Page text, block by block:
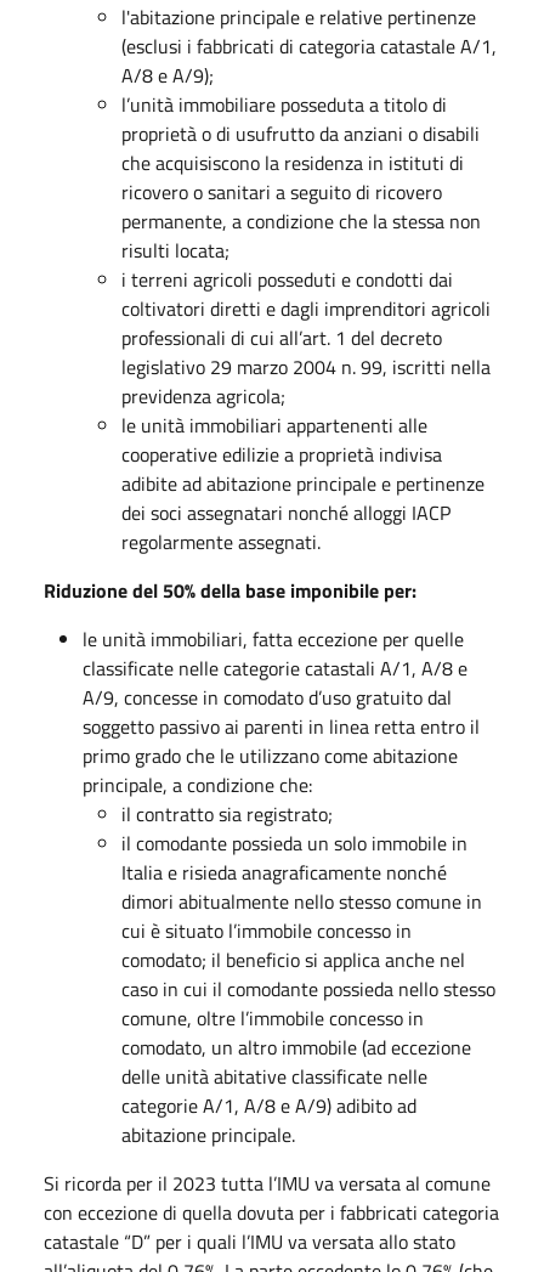
l'abitazione principale e relative pertinenze
(esclusi i fabbricati di categoria catastale A/1,
A/8 e A/9);
l’unità immobiliare posseduta a titolo di
proprietà o di usufrutto da anziani o disabili
che acquisiscono la residenza in istituti di
ricovero o sanitari a seguito di ricovero
permanente, a condizione che la stessa non
risulti locata;
i terreni agricoli posseduti e condotti dai
coltivatori diretti e dagli imprenditori agricoli
professionali di cui all’art. 1 del decreto
legislativo 29 marzo 2004 n. 99, iscritti nella
previdenza agricola;
le unità immobiliari appartenenti alle
cooperative edilizie a proprietà indivisa
adibite ad abitazione principale e pertinenze
dei soci assegnatari nonché alloggi IACP
regolarmente assegnati.
Riduzione del 50% della base imponibile per:
le unità immobiliari, fatta eccezione per quelle
classificate nelle categorie catastali A/1, A/8 e
A/9, concesse in comodato d’uso gratuito dal
soggetto passivo ai parenti in linea retta entro il
primo grado che le utilizzano come abitazione
principale, a condizione che:
il contratto sia registrato;
il comodante possieda un solo immobile in
Italia e risieda anagraficamente nonché
dimori abitualmente nello stesso comune in
cui è situato l’immobile concesso in
comodato; il beneficio si applica anche nel
caso in cui il comodante possieda nello stesso
comune, oltre l’immobile concesso in
comodato, un altro immobile (ad eccezione
delle unità abitative classificate nelle
categorie A/1, A/8 e A/9) adibito ad
abitazione principale.
Si ricorda per il 2023 tutta l’IMU va versata al comune
con eccezione di quella dovuta per i fabbricati categoria
catastale “D” per i quali l’IMU va versata allo stato